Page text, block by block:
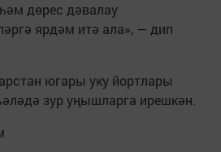
дөрес дәвалау
ярдәм итә ала», — дип
югары уку йортлары
зур уңышларга ирешкән.